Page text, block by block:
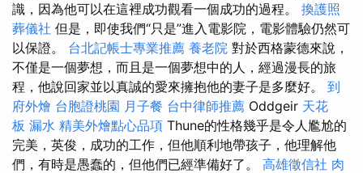
識，因為他可以在這裡成功觀看一個成功的過程。 換護照
葬儀社 但是，即使我們“只是”進入電影院，電影體驗仍然可
以保證。 台北記帳士專業推薦 養老院 對於西格蒙德來說，
不僅是一個夢想，而且是一個夢想中的人，經過漫長的旅
程，他說回家並以真誠的愛來擁抱他的妻子是多麼好。 到
府外燴 台胞證桃園 月子餐 台中律師推薦 Oddgeir 天花
板 漏水 精美外燴點心品項 Thune的性格幾乎是令人尷尬的
完美，英俊，成功的工作，但他順利地帶孩子，他理解他
們，有時是愚蠢的，但他們已經準備好了。 高雄徵信社 肉